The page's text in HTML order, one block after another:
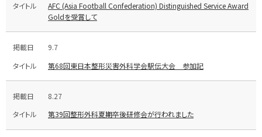
AFC (Asia Football Confederation) Distinguished Service Award
Goldを受賞して
9.7
第68回東日本整形災害外科学会駅伝大会 参加記
8.27
第39回整形外科夏期卒後研修会が行われました